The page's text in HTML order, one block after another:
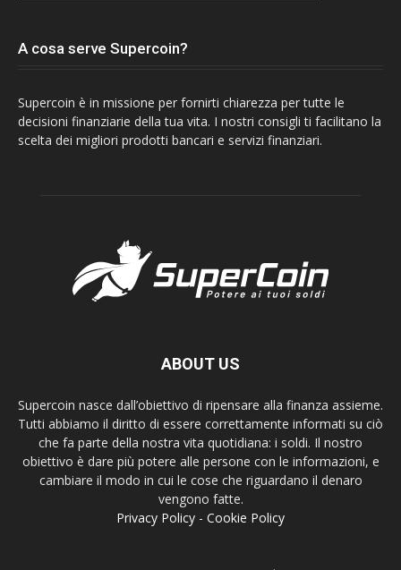
A cosa serve Supercoin?
Supercoin è in missione per fornirti chiarezza per tutte le
decisioni finanziarie della tua vita. I nostri consigli ti facilitano la
scelta dei migliori prodotti bancari e servizi finanziari.
ABOUT US
Supercoin nasce dall’obiettivo di ripensare alla finanza assieme.
Tutti abbiamo il diritto di essere correttamente informati su ciò
che fa parte della nostra vita quotidiana: i soldi. Il nostro
obiettivo è dare più potere alle persone con le informazioni, e
cambiare il modo in cui le cose che riguardano il denaro
vengono fatte.
Privacy Policy - Cookie Policy